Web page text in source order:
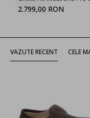
2.799,00 RON
VAZUTE RECENT CELE